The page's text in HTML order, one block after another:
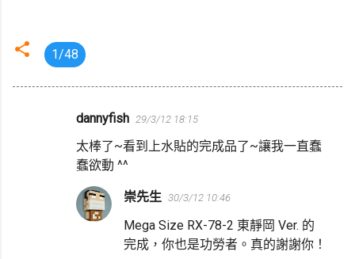
1/48
dannyfish 29/3/12 18:15
太棒了~看到上水貼的完成品了~讓我一直蠢
蠢欲動 ^^
崇先生 30/3/12 10:46
Mega Size RX-78-2 東靜岡 Ver. 的
完成，你也是功勞者。真的謝謝你！